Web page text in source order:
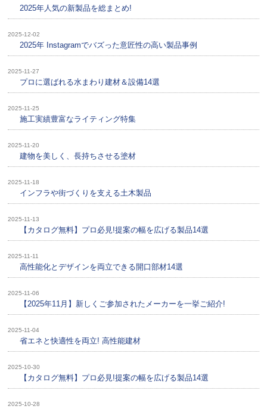
2025年人気の新製品を総まとめ!
2025-12-02
2025年 Instagramでバズった意匠性の高い製品事例
2025-11-27
プロに選ばれる水まわり建材＆設備14選
2025-11-25
施工実績豊富なライティング特集
2025-11-20
建物を美しく、長持ちさせる塗材
2025-11-18
インフラや街づくりを支える土木製品
2025-11-13
【カタログ無料】プロ必見!提案の幅を広げる製品14選
2025-11-11
高性能化とデザインを両立できる開口部材14選
2025-11-06
【2025年11月】新しくご参加されたメーカーを一挙ご紹介!
2025-11-04
省エネと快適性を両立! 高性能建材
2025-10-30
【カタログ無料】プロ必見!提案の幅を広げる製品14選
2025-10-28